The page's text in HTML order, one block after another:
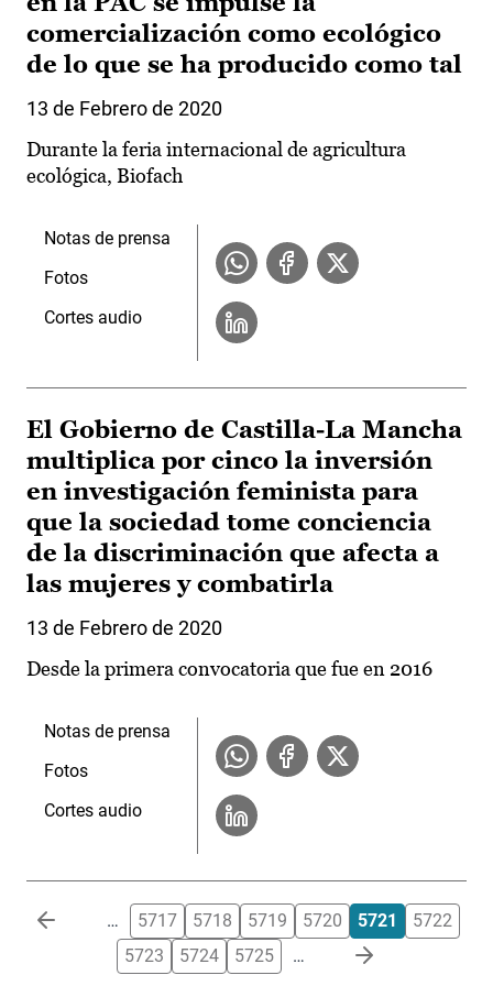
comercialización como ecológico
de lo que se ha producido como tal
13 de Febrero de 2020
Durante la feria internacional de agricultura
ecológica, Biofach
Notas de prensa
Fotos
Cortes audio
El Gobierno de Castilla-La Mancha
multiplica por cinco la inversión
en investigación feminista para
que la sociedad tome conciencia
de la discriminación que afecta a
las mujeres y combatirla
13 de Febrero de 2020
Desde la primera convocatoria que fue en 2016
Notas de prensa
Fotos
Cortes audio
Paginación … 5717 5718 5719 5720 5721
5722
5723
5724 5725 …